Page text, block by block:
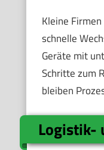
Kleine
schnelle
Geräte mit
Schritte zum
bleiben
Logistik-